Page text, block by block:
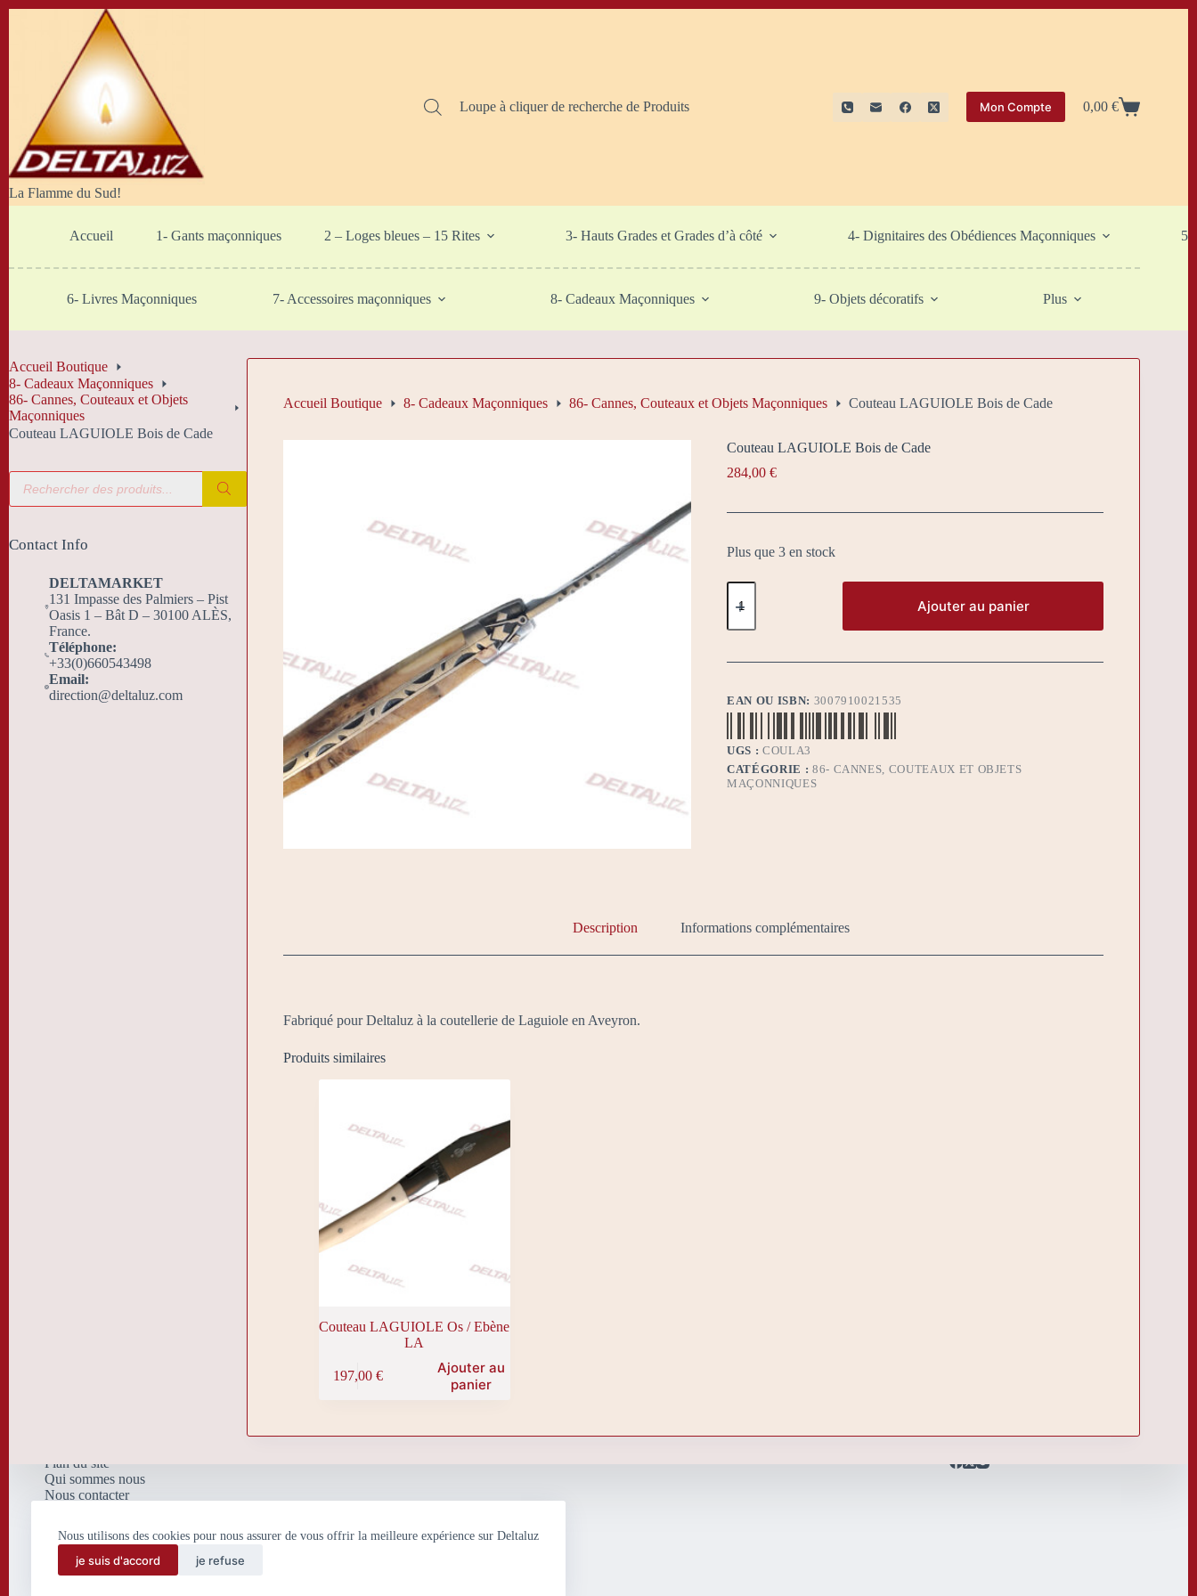
Nous utilisons des cookies pour nous assurer de vous offrir la meilleure expérience sur Deltaluz
je suis d'accord je refuse
La Flamme du Sud!
Loupe à cliquer de recherche de Produits Mon Compte
Panier
0,00€
Accueil 1- Gants maçonniques 2 – Loges bleues – 15 Rites 3- Hauts Grades et Grades d’à côté 4- Dignitaires des Obédiences Maçonniques 5-
6- Livres Maçonniques 7- Accessoires maçonniques 8- Cadeaux Maçonniques 9- Objets décoratifs Plus
Accueil Boutique 8- Cadeaux Maçonniques 86- Cannes, Couteaux et Objets Maçonniques Couteau LAGUIOLE Bois de Cade
Couteau LAGUIOLE Bois de Cade
284,00€
Plus que 3 en stock
quantité
de
LAGUIOLE
de
Ajouter au panier
EAN OU ISBN: 3007910021535
UGS :COULA3
CATÉGORIE : 86- CANNES, COUTEAUX ET OBJETS
MAÇONNIQUES
Description Informations complémentaires
Fabriqué pour Deltaluz à la coutellerie de Laguiole en Aveyron.
Produits similaires
Couteau LAGUIOLE Os / Ebène
LA
197,00 €
Ajouter au
panier
Accueil Boutique
8- Cadeaux Maçonniques
86- Cannes, Couteaux et Objets
Maçonniques
Couteau LAGUIOLE Bois de Cade
Recherche
produits
Contact Info
DELTAMARKET
131 Impasse des Palmiers – Pist
Oasis 1 – Bât D – 30100 ALÈS,
France.
Téléphone:
+33(0)660543498
Email:
direction@deltaluz.com
Plan du site
Qui sommes nous
Nous contacter
et de traitement de données
personnelles
Conditions Générales de